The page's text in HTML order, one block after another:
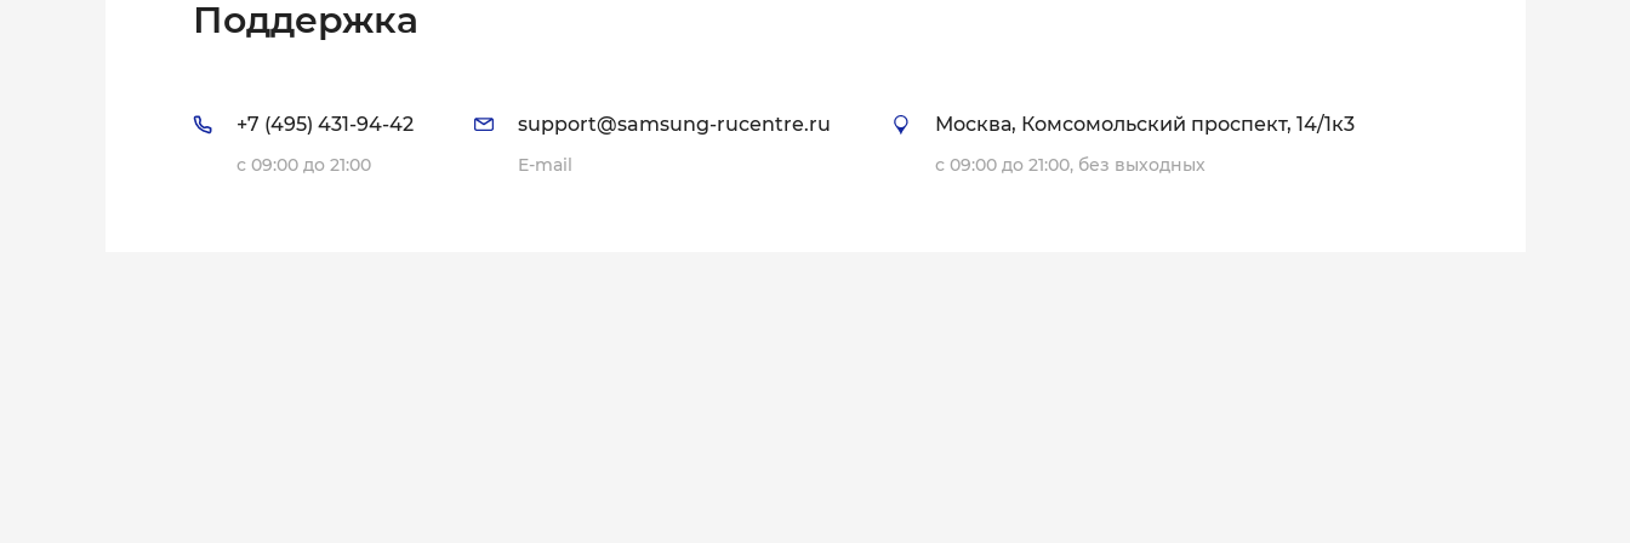
Поддержка
+7 (495) 431-94-42
с 09:00 до 21:00
support@samsung-rucentre.ru
E-mail
Москва, Комсомольский проспект, 14/1к3
с 09:00 до 21:00, без выходных